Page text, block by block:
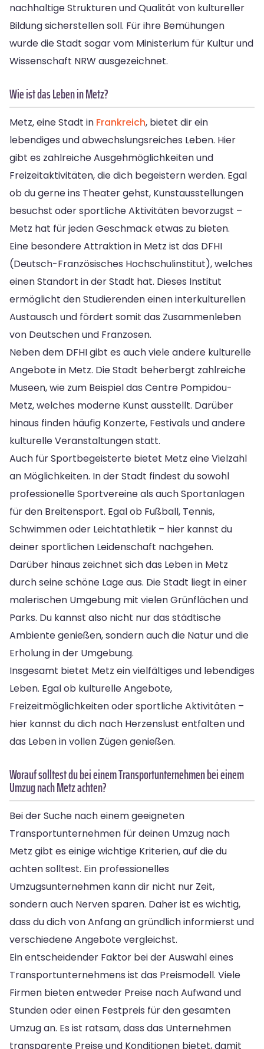
nachhaltige Strukturen und Qualität von kultureller
Bildung sicherstellen soll. Für ihre Bemühungen
wurde die Stadt sogar vom Ministerium für Kultur und
Wissenschaft NRW ausgezeichnet.
Wie ist das Leben in Metz?
Metz, eine Stadt in Frankreich, bietet dir ein
lebendiges und abwechslungsreiches Leben. Hier
gibt es zahlreiche Ausgehmöglichkeiten und
Freizeitaktivitäten, die dich begeistern werden. Egal
ob du gerne ins Theater gehst, Kunstausstellungen
besuchst oder sportliche Aktivitäten bevorzugst –
Metz hat für jeden Geschmack etwas zu bieten.
Eine besondere Attraktion in Metz ist das DFHI
(Deutsch-Französisches Hochschulinstitut), welches
einen Standort in der Stadt hat. Dieses Institut
ermöglicht den Studierenden einen interkulturellen
Austausch und fördert somit das Zusammenleben
von Deutschen und Franzosen.
Neben dem DFHI gibt es auch viele andere kulturelle
Angebote in Metz. Die Stadt beherbergt zahlreiche
Museen, wie zum Beispiel das Centre Pompidou-
Metz, welches moderne Kunst ausstellt. Darüber
hinaus finden häufig Konzerte, Festivals und andere
kulturelle Veranstaltungen statt.
Auch für Sportbegeisterte bietet Metz eine Vielzahl
an Möglichkeiten. In der Stadt findest du sowohl
professionelle Sportvereine als auch Sportanlagen
für den Breitensport. Egal ob Fußball, Tennis,
Schwimmen oder Leichtathletik – hier kannst du
deiner sportlichen Leidenschaft nachgehen.
Darüber hinaus zeichnet sich das Leben in Metz
durch seine schöne Lage aus. Die Stadt liegt in einer
malerischen Umgebung mit vielen Grünflächen und
Parks. Du kannst also nicht nur das städtische
Ambiente genießen, sondern auch die Natur und die
Erholung in der Umgebung.
Insgesamt bietet Metz ein vielfältiges und lebendiges
Leben. Egal ob kulturelle Angebote,
Freizeitmöglichkeiten oder sportliche Aktivitäten –
hier kannst du dich nach Herzenslust entfalten und
das Leben in vollen Zügen genießen.
Worauf solltest du bei einem Transportunternehmen bei einem
Umzug nach Metz achten?
Bei der Suche nach einem geeigneten
Transportunternehmen für deinen Umzug nach
Metz gibt es einige wichtige Kriterien, auf die du
achten solltest. Ein professionelles
Umzugsunternehmen kann dir nicht nur Zeit,
sondern auch Nerven sparen. Daher ist es wichtig,
dass du dich von Anfang an gründlich informierst und
verschiedene Angebote vergleichst.
Ein entscheidender Faktor bei der Auswahl eines
Transportunternehmens ist das Preismodell. Viele
Firmen bieten entweder Preise nach Aufwand und
Stunden oder einen Festpreis für den gesamten
Umzug an. Es ist ratsam, dass das Unternehmen
transparente Preise und Konditionen bietet, damit